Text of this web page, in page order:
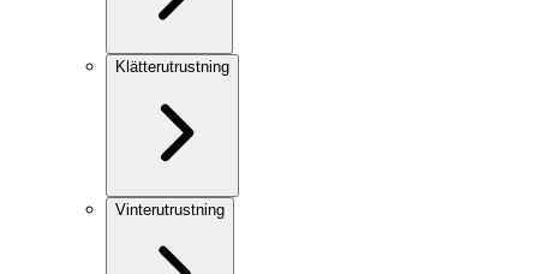
Klätterutrustning
Vinterutrustning